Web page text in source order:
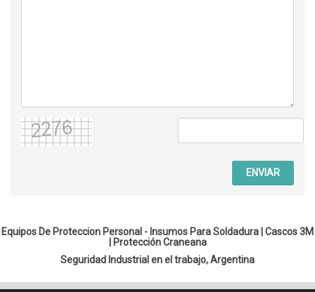
ENVIAR
Equipos De Proteccion Personal - Insumos Para Soldadura |Cascos 3M
| Protección Craneana
Seguridad Industrial en el trabajo, Argentina